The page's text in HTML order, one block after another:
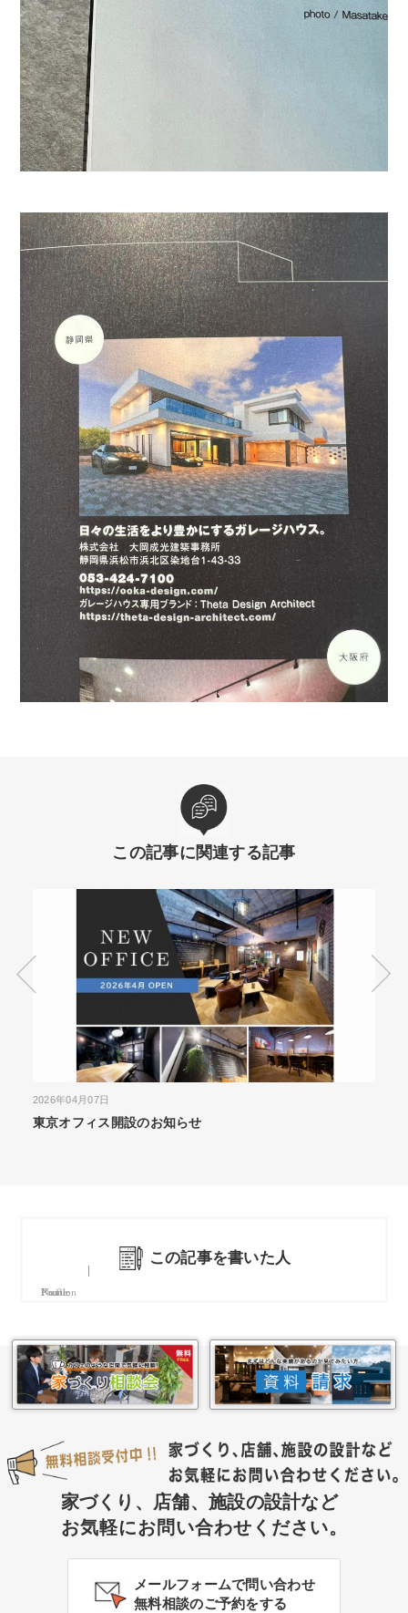
この記事に関連する記事
2026年03月31日
施工実績を更新しました｜デザイナーズ賃貸マンション
この記事を書いた人
Name
Position
Profile
家づくり、店舗、施設の設計など
お気軽にお問い合わせください。
メールフォームで問い合わせ
無料相談のご予約をする